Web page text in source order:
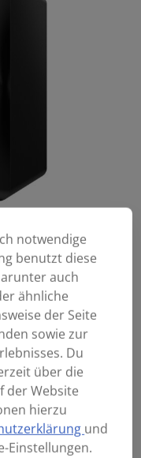
notwendige
benutzt diese
auch
ähnliche
der Seite
sowie zur
Du
über die
der Website
hierzu
und
Einstellungen.